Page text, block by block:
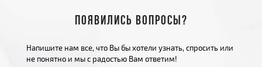
Появились вопросы?
Напишите нам все, что Вы бы хотели узнать, спросить или
не понятно и мы с радостью Вам ответим!